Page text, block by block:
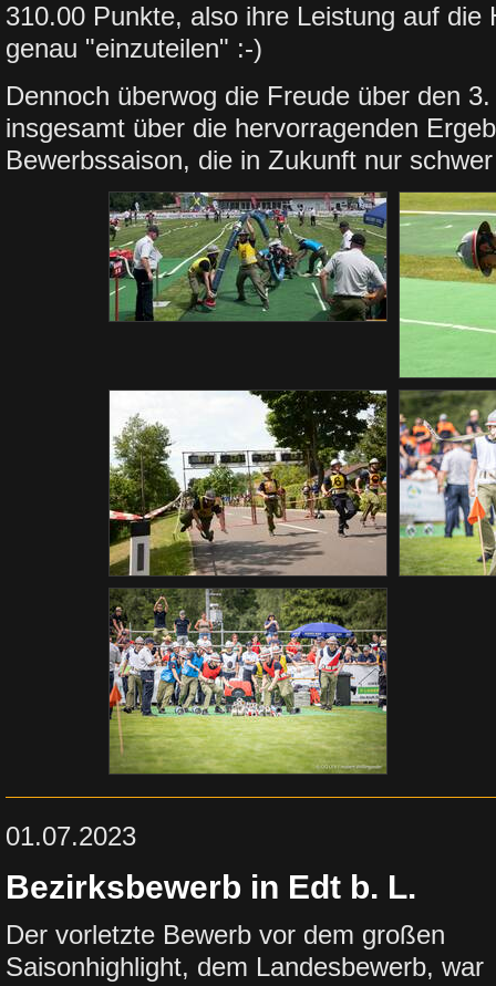
310.00 Punkte, also ihre Leistung auf die
genau "einzuteilen" :-)
Dennoch überwog die Freude über den
insgesamt über die hervorragenden
Bewerbssaison, die in Zukunft nur
01.07.2023
Bezirksbewerb in Edt b. L.
Der vorletzte Bewerb vor dem großen
Saisonhighlight, dem Landesbewerb, war